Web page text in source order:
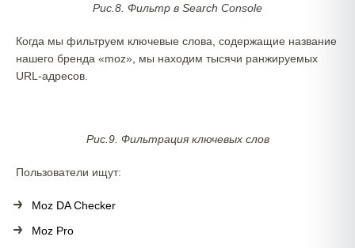
Рис.8. Фильтр в Search Console
Когда мы фильтруем ключевые слова, содержащие название
нашего бренда «moz», мы находим тысячи ранжируемых
URL-адресов.
Рис.9. Фильтрация ключевых слов
Пользователи ищут:
Moz DA Checker
Moz Pro